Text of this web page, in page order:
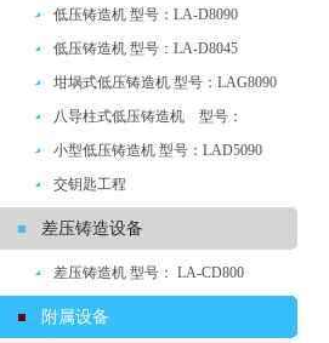
低压铸造机 型号：LA-D8090
低压铸造机 型号：LA-D8045
坩埚式低压铸造机 型号：LAG8090
八导柱式低压铸造机 型号：
LYA8090
小型低压铸造机 型号：LAD5090
交钥匙工程
差压铸造设备
差压铸造机 型号： LA-CD800
附属设备